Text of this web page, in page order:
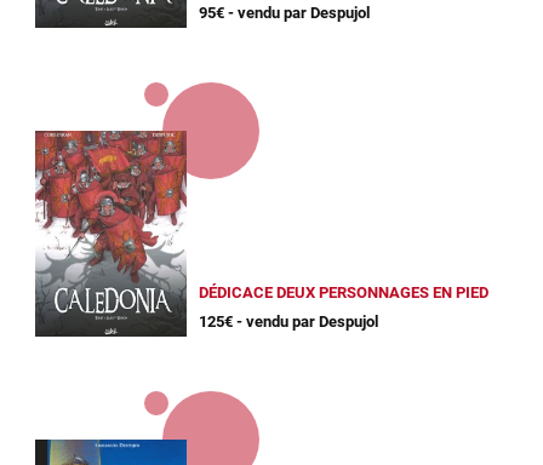
95€ - vendu par Despujol
DÉDICACE DEUX PERSONNAGES EN PIED
125€ - vendu par Despujol